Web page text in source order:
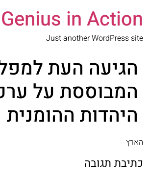
Genius in Action
Just another WordPress site
הגיעה העת
המבוססת על
היהדות ההומנית
הארץ
כתיבת תגובה